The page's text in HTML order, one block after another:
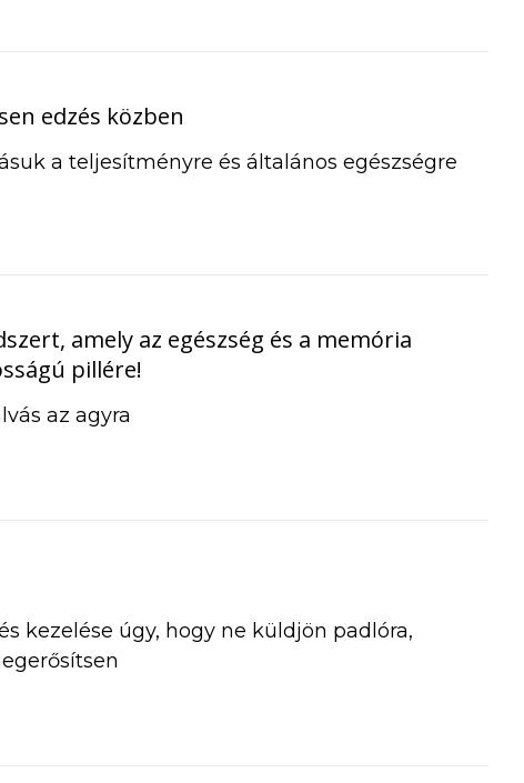
edzés közben
a teljesítményre és általános egészségre
amely az egészség és a memória
pillére!
az agyra
kezelése úgy, hogy ne küldjön padlóra,